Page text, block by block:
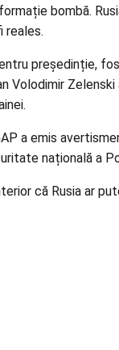
bombă.
reales.
președinție,
Volodimir
a emis
națională a
că Rusia ar